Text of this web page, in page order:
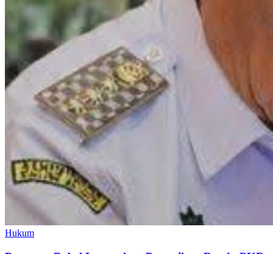
Hukum